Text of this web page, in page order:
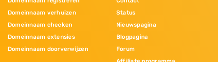
Domeinnaam verhuizen
Domeinnaam checken
Domeinnaam extensies
Domeinnaam doorverwijzen
Status
Nieuwspagina
Blogpagina
Forum